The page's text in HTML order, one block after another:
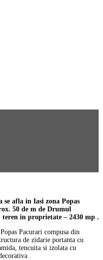
se afla in Iasi zona Popas
50 de m de Drumul
in proprietate – 2430 mp .
Pacurari compusa din
de zidarie portanta cu
tencuita si izolata cu
.